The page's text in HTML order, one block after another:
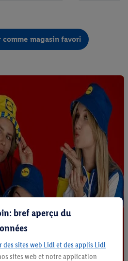
magasin favori
bref aperçu du
des sites web Lidl et des applis Lidl
sites web et notre application